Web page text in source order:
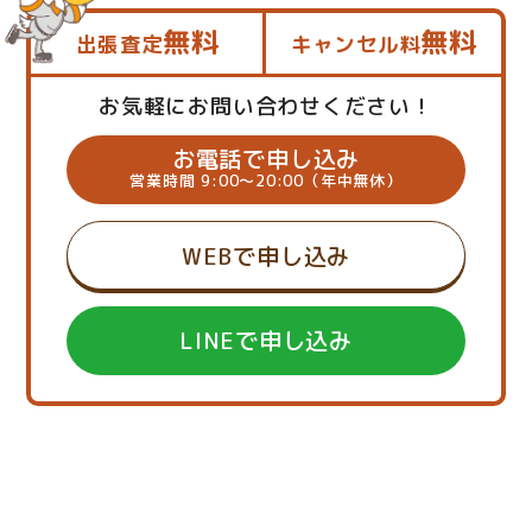
出張査定無料 キャンセル料無料
お気軽にお問い合わせください！
お電話で申し込み
営業時間 9:00～20:00（年中無休）
WEBで申し込み
LINEで申し込み